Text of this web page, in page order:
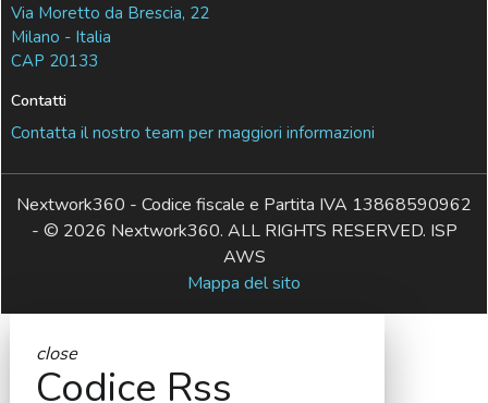
Via Moretto da Brescia, 22
Milano - Italia
CAP 20133
Contatti
Contatta il nostro team per maggiori informazioni
Nextwork360 - Codice fiscale e Partita IVA 13868590962
- © 2026 Nextwork360. ALL RIGHTS RESERVED. ISP
AWS
Mappa del sito
close
Codice Rss